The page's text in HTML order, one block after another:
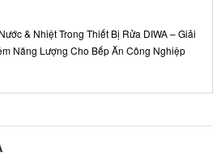
& Nhiệt Trong Thiết Bị Rửa DIWA – Giải
Năng Lượng Cho Bếp Ăn Công Nghiệp